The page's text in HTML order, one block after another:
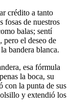
crédito a tanto
fosas de nuestros
balas; sentí
pero el deseo de
bandera blanca.
esa fórmula
la boca, su
con la punta de sus
y extendió los